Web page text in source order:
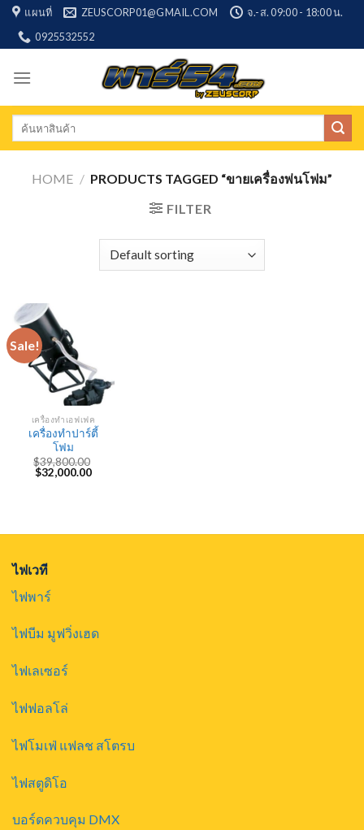
Skip
content
แผนที่ ZEUSCORP01@GMAIL.COM
จ.-ส. 09:00 - 18:00 น.
0925532552
Search
HOME / PRODUCTS TAGGED “ขายเครื่องพ่นโฟม”
FILTER
Sale!
เครื่องทำเอฟเฟค
เครื่องทำปาร์ตี้
โฟม
$39,800.00
Original
price
$32,000.00Current
ไฟเวที
ไฟพาร์
ไฟบีม มูฟวิ่งเฮด
ไฟเลเซอร์
ไฟฟอลโล่
ไฟโมเฟ่ แฟลช สโตรบ
ไฟสตูดิโอ
บอร์ดควบคุม DMX